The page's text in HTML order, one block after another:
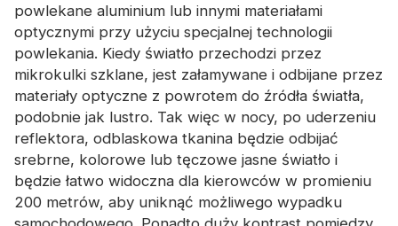
powlekane aluminium lub innymi materiałami
optycznymi przy użyciu specjalnej technologii
powlekania. Kiedy światło przechodzi przez
mikrokulki szklane, jest załamywane i odbijane przez
materiały optyczne z powrotem do źródła światła,
podobnie jak lustro. Tak więc w nocy, po uderzeniu
reflektora, odblaskowa tkanina będzie odbijać
srebrne, kolorowe lub tęczowe jasne światło i
będzie łatwo widoczna dla kierowców w promieniu
200 metrów, aby uniknąć możliwego wypadku